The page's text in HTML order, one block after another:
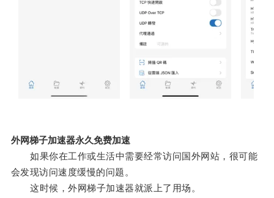
外网梯子加速器永久免费加速
如果你在工作或生活中需要经常访问国外网站，很可能
会发现访问速度缓慢的问题。
这时候，外网梯子加速器就派上了用场。